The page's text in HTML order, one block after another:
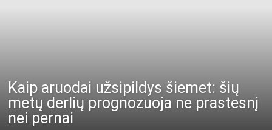
Kaip aruodai užsipildys šiemet: šių
metų derlių prognozuoja ne prastesnį
nei pernai